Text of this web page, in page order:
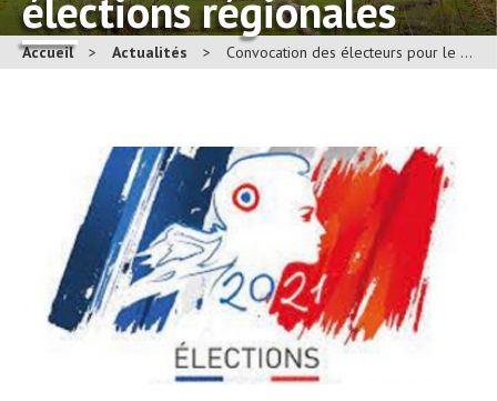
Accueil > Actualités > Convocation des électeurs pour le second tour des élections régionales